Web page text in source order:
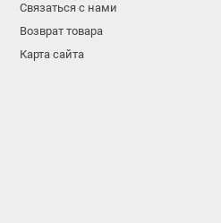
Связаться с нами
Возврат товара
Карта сайта